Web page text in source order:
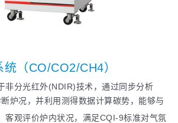
（CO/CO2/CH4）
非分光红外(NDIR)技术，通过同步分析
炉况，并利用测得数据计算碳势，能够与
客观评价炉内状况，满足CQI-9标准对气氛